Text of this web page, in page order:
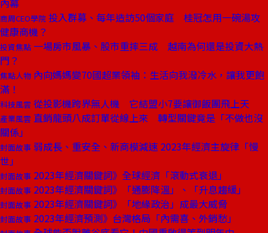
內幕
商周CEO學院 投入群募、每年造訪50個家庭 桂冠怎用一碗湯攻
健康商機？
投資焦點 一場房市風暴、股市重摔三成 越南為何還是投資大熱
門？
焦點人物 內向媽媽變70國超業領袖：生活向我潑冷水，讓我更飽
滿！
科技風雲 從投影機跨界無人機 它結盟小7要讓御飯團飛上天
產業風雲 直銷龍頭八成訂單從線上來 轉型關鍵竟是「不做也沒
關係」
封面故事 弱成長、重安全、新商模減速 2023年經濟主旋律「慢
世」
封面故事 2023年經濟關鍵詞》全球經濟「滾動式衰退」
封面故事 2023年經濟關鍵詞》「通膨降溫」、「升息趨緩」
封面故事 2023年經濟關鍵詞》「地緣政治」成最大威脅
封面故事 2023年經濟預測》台灣格局「內需喜、外銷愁」